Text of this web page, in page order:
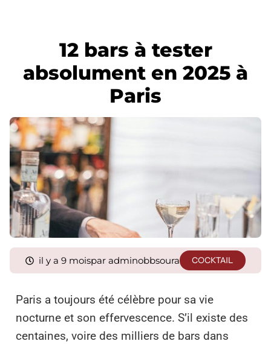
12 bars à tester
absolument en 2025 à
Paris
il y a 9 moispar adminobbsoura COCKTAIL
Paris a toujours été célèbre pour sa vie
nocturne et son effervescence. S’il existe des
centaines, voire des milliers de bars dans